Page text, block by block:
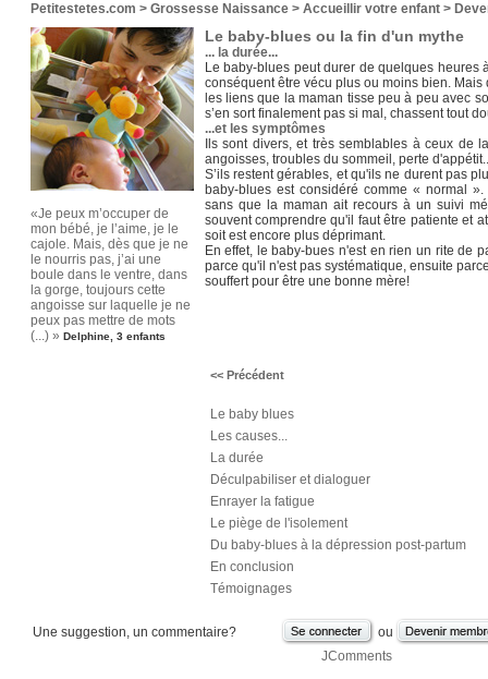
Petitestetes.com > Grossesse Naissance > Accueillir votre enfant >
«Je peux m’occuper de
mon bébé, je l’aime, je le
cajole. Mais, dès que je ne
le nourris pas, j’ai une
boule dans le ventre, dans
la gorge, toujours cette
angoisse sur laquelle je ne
peux pas mettre de mots
(...) » Delphine, 3 enfants
Le baby-blues ou la fin d'un mythe
... la durée...
Le baby-blues peut durer de quelques heures
conséquent être vécu plus ou moins bien.
les liens que la maman tisse peu à peu avec
s’en sort finalement pas si mal, chassent tout
...et les symptômes
Ils sont divers, et très semblables à ceux de
angoisses, troubles du sommeil, perte
S’ils restent gérables, et qu'ils ne durent pas
baby-blues est considéré comme « normal
sans que la maman ait recours à un suivi
souvent comprendre qu'il faut être patiente et
soit est encore plus déprimant.
En effet, le baby-bues n'est en rien un rite de
parce qu'il n'est pas systématique, ensuite
souffert pour être une bonne mère!
<< Précédent
Le baby blues
Les causes...
La durée
Déculpabiliser et dialoguer
Enrayer la fatigue
Le piège de l'isolement
Du baby-blues à la dépression post-partum
En conclusion
Témoignages
Une suggestion, un commentaire?
ou
JComments